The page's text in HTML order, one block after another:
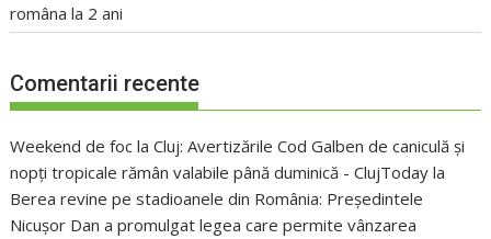
româna la 2 ani
Comentarii recente
Weekend de foc la Cluj: Avertizările Cod Galben de caniculă și
nopți tropicale rămân valabile până duminică - ClujToday la
Berea revine pe stadioanele din România: Președintele
Nicușor Dan a promulgat legea care permite vânzarea